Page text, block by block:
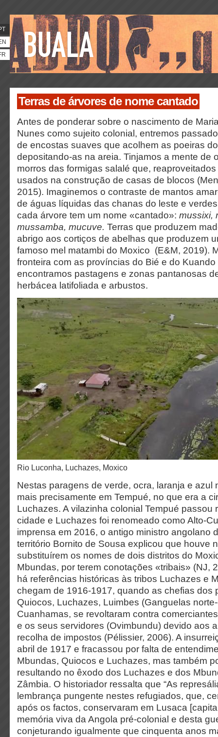
Terras de árvores de nome cantado
Antes de ponderar sobre o nascimento de
Nunes como sujeito colonial, entremos
de encostas suaves que acolhem as poeiras
depositando-as na areia. Tinjamos a mente de
morros das formigas salalé que,
usados na construção de casas de blocos
2015). Imaginemos o contraste de mantos
de águas líquidas das chanas do leste e
cada árvore tem um nome «cantado»: mussixi,
mussamba, mucuve. Terras que produzem
abrigo aos cortiços de abelhas que produzem
famoso mel matambi do Moxico (E&M, 2019).
fronteira com as províncias do Bié e do
encontramos pastagens e zonas pantanosas
herbácea latifoliada e arbustos.
Rio Luconha, Luchazes, Moxico
Nestas paragens de verde, ocra, laranja e azul
mais precisamente em Tempué, no que era a
Luchazes. A vilazinha colonial Tempué passou
cidade e Luchazes foi renomeado como Alto-
imprensa em 2016, o antigo ministro angolano
território Bornito de Sousa explicou que houve
substituírem os nomes de dois distritos do
Mbundas, por terem conotações «tribais» (NJ,
há referências históricas às tribos Luchazes e
chegam de 1916-1917, quando as chefias dos
Quiocos, Luchazes, Luimbes (Ganguelas
Cuanhamas, se revoltaram contra
e os seus servidores (Ovimbundu) devido aos
recolha de impostos (Pélissier, 2006). A
abril de 1917 e fracassou por falta de
Mbundas, Quiocos e Luchazes, mas também
resultando no êxodo dos Luchazes e dos
Zâmbia. O historiador ressalta que “As
lembrança pungente nestes refugiados, que,
após os factos, conservaram em Lusaca
memória viva da Angola pré-colonial e desta
conjeturando igualmente que cinquenta anos